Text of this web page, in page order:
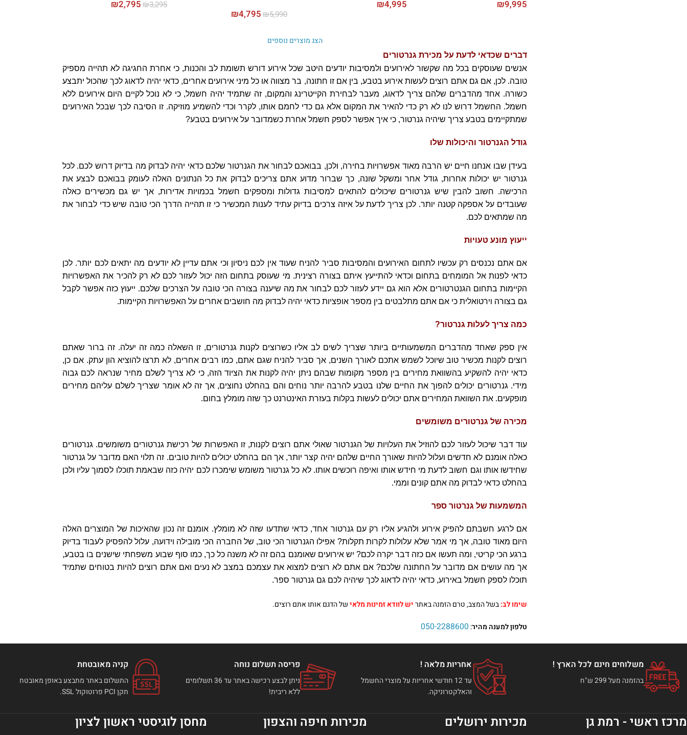
₪9,995
₪4,995
₪5,990
₪4,795
₪3,295
₪2,795
הצג מוצרים נוספים
דברים שכדאי לדעת על מכירת גנרטורים
אנשים שעוסקים בכל מה שקשור לאירועים ולמסיבות יודעים היטב שכל אירוע דורש תשומת לב והכנות, כי אחרת החגיגה לא תהייה מספיק
טובה. לכן, אם גם אתם רוצים לעשות אירוע בטבע, בין אם זו חתונה, בר מצווה או כל מיני אירועים אחרים, כדאי יהיה לדאוג לכך שהכול יתבצע
כשורה. אחד מהדברים שלהם צריך לדאוג, מעבר לבחירת הקייטרינג והמקום, זה שתמיד יהיה חשמל, כי לא נוכל לקיים היום אירועים ללא
חשמל. החשמל דרוש לנו לא רק כדי להאיר את המקום אלא גם כדי לחמם אותו, לקרר וכדי להשמיע מוזיקה. זו הסיבה לכך שבכל האירועים
שמתקיימים בטבע צריך שיהיה גנרטור, כי איך אפשר לספק חשמל אחרת כשמדובר על אירועים בטבע?
גודל הגנרטור והיכולות שלו
בעידן שבו אנחנו חיים יש הרבה מאוד אפשרויות בחירה, ולכן, בבואכם לבחור את הגנרטור שלכם כדאי יהיה לבדוק מה בדיוק דרוש לכם. לכל
גנרטור יש יכולות אחרות, גודל אחר ומשקל שונה, כך שברור מדוע אתם צריכים לבדוק את כל הנתונים האלה לעומק בבואכם לבצע את
הרכישה. חשוב להבין שיש גנרטורים שיכולים להתאים למסיבות גדולות ומספקים חשמל בכמויות אדירות, אך יש גם מכשירים כאלה
שעובדים על אספקה קטנה יותר. לכן צריך לדעת על איזה צרכים בדיוק עתיד לענות המכשיר כי זו תהייה הדרך הכי טובה שיש כדי לבחור את
מה שמתאים לכם.
ייעוץ מונע טעויות
אם אתם נכנסים רק עכשיו לתחום האירועים והמסיבות סביר להניח שעוד אין לכם ניסיון וכי אתם עדיין לא יודעים מה יתאים לכם יותר. לכן
כדאי לפנות אל המומחים בתחום וכדאי להתייעץ איתם בצורה רצינית. מי שעוסק בתחום הזה יכול לעזור לכם לא רק להכיר את האפשרויות
הקיימות בתחום הגנטרטורים אלא הוא גם יידע לעזור לכם לבחור את מה שיענה בצורה הכי טובה על הצרכים שלכם. ייעוץ כזה אפשר לקבל
גם בצורה וירטואלית כי אם אתם מתלבטים בין מספר אופציות כדאי יהיה לבדוק מה חושבים אחרים על האפשרויות הקיימות.
כמה צריך לעלות גנרטור?
אין ספק שאחד מהדברים המשמעותיים ביותר שצריך לשים לב אליו כשרוצים לקנות גנרטורים, זו השאלה כמה זה יעלה. זה ברור שאתם
רוצים לקנות מכשיר טוב שיוכל לשמש אתכם לאורך השנים, אך סביר להניח שגם אתם, כמו רבים אחרים, לא תרצו להוציא הון עתק. אם כן,
כדאי יהיה להשקיע בהשוואת מחירים בין מספר מקומות שבהם ניתן יהיה לקנות את הציוד הזה, כי לא צריך לשלם מחיר שנראה לכם גבוה
מידי. גנרטורים יכולים להפוך את החיים שלנו בטבע להרבה יותר נוחים והם בהחלט נחוצים, אך זה לא אומר שצריך לשלם עליהם מחירים
מופקעים. את השוואת המחירים אתם יכולים לעשות בקלות בעזרת האינטרנט כך שזה מומלץ בחום.
מכירה של גנרטורים משומשים
עוד דבר שיכול לעזור לכם להוזיל את העלויות של הגנרטור שאולי אתם רוצים לקנות, זו האפשרות של רכישת גנרטורים משומשים. גנרטורים
כאלה אומנם לא חדשים ועלול להיות שאורך החיים שלהם יהיה קצר יותר, אך הם בהחלט יכולים להיות טובים. זה תלוי האם מדובר על גנרטור
שחידשו אותו וגם חשוב לדעת מי חידש אותו ואיפה רוכשים אותו. לא כל גנרטור משומש שימכרו לכם יהיה כזה שבאמת תוכלו לסמוך עליו ולכן
בהחלט כדאי לבדוק מה אתם קונים וממי.
המשמעות של גנרטור ספר
אם לרגע חשבתם להפיק אירוע ולהגיע אליו רק עם גנרטור אחד, כדאי שתדעו שזה לא מומלץ. אומנם זה נכון שהאיכות של המוצרים האלה
היום מאוד טובה, אך מי אמר שלא עלולות לקרות תקלות? אפילו הגנרטור הכי טוב, של החברה הכי מובילה וידועה, עלול להפסיק לעבוד בדיוק
ברגע הכי קריטי, ומה תעשו אם כזה דבר יקרה לכם? יש אירועים שאומנם בהם זה לא משנה כל כך, כמו סוף שבוע משפחתי שישנים בו בטבע,
אך מה עושים אם מדובר על החתונה שלכם? אם אתם לא רוצים למצוא את עצמכם במצב לא נעים ואם אתם רוצים להיות בטוחים שתמיד
תוכלו לספק חשמל באירוע, כדאי יהיה לדאוג לכך שיהיה לכם גם גנרטור ספר.
שימו לב:בשל המצב, טרם הזמנה באתריש לוודא זמינות מלאישל הדגם אותו אתם רוצים.
טלפון למענה מהיר:
050-2288600
משלוחים חינם לכל הארץ !
בהזמנה מעל 299 ש"ח
אחריות מלאה !
עד 12 חודשי אחריות על מוצרי החשמל
והאלקטרוניקה.
פריסה תשלום נוחה
ניתן לבצע רכישה באתר עד 36 תשלומים
ללא ריבית!
קניה מאובטחת
התשלום באתר מתבצע באופן מאובטח
תקן PCI פרוטוקול SSL.
מחסן לוגיסטי ראשון לציון מכירות חיפה והצפון מכירות ירושלים מרכז ראשי - רמת גן